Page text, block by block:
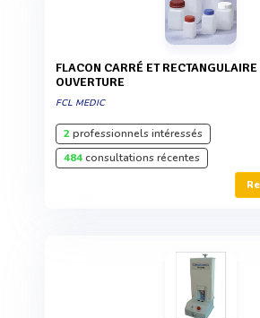
FLACON CARRÉ ET RECTANGULAIRE À LARGE
OUVERTURE
FCL MEDIC
2professionnels intéressés
484consultations récentes